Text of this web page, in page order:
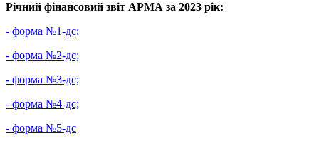
Річний фінансовий звіт АРМА за 2023 рік:
- форма №1-дс;
- форма №2-дс;
- форма №3-дс;
- форма №4-дс;
- форма №5-дс